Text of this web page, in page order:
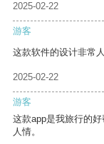
2025-02-22
游客
这款软件的设计非常
2025-02-22
游客
这款app是我旅行的
人情。